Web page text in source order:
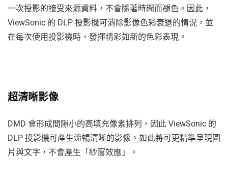
一次投影的接受來源資料，不會隨著時間而褪色。因此，
ViewSonic 的 DLP 投影機可消除影像色彩衰退的情況，並
在每次使用投影機時，發揮精彩如新的色彩表現。
超清晰影像
DMD 會形成間隙小的高填充像素排列，因此 ViewSonic 的
DLP 投影機可產生流暢清晰的影像。如此將可更精準呈現圖
片與文字，不會產生「紗窗效應」。